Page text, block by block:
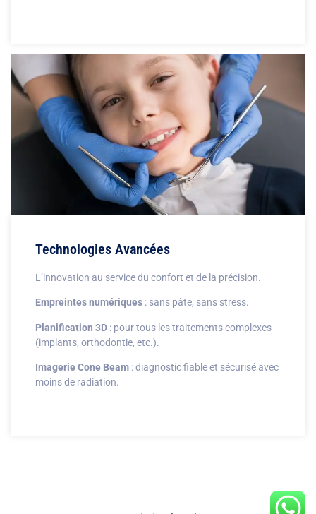
Technologies Avancées
L’innovation au service du confort et de la précision.
Empreintes numériques : sans pâte, sans stress.
Planification 3D : pour tous les traitements complexes
(implants, orthodontie, etc.).
Imagerie Cone Beam : diagnostic fiable et sécurisé avec
moins de radiation.